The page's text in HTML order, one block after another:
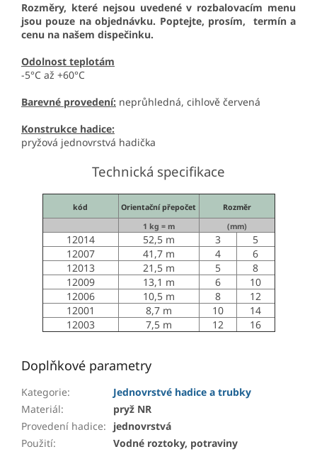
Rozměry, které nejsou uvedené v rozbalovacím menu
jsou pouze na objednávku. Poptejte, prosím, termín a
cenu na našem dispečinku.
Odolnost teplotám
-5°C až +60°C
Barevné provedení: neprůhledná, cihlově červená
Konstrukce hadice:
pryžová jednovrstvá hadička
Technická specifikace
kód Orientační přepočet
Rozměr
1 kg = m
(mm)
12014 52,5 m 3
5
12007
41,7 m 4
6
12013
21,5 m 5
8
12009
13,1 m 6
10
12006
10,5 m 8
12
12001
8,7 m 10
14
12003
7,5 m 12 16
Doplňkové parametry
Kategorie:
Jednovrstvé hadice a trubky
Materiál:
pryž NR
Provedení hadice:
jednovrstvá
Použití:
Vodné roztoky, potraviny